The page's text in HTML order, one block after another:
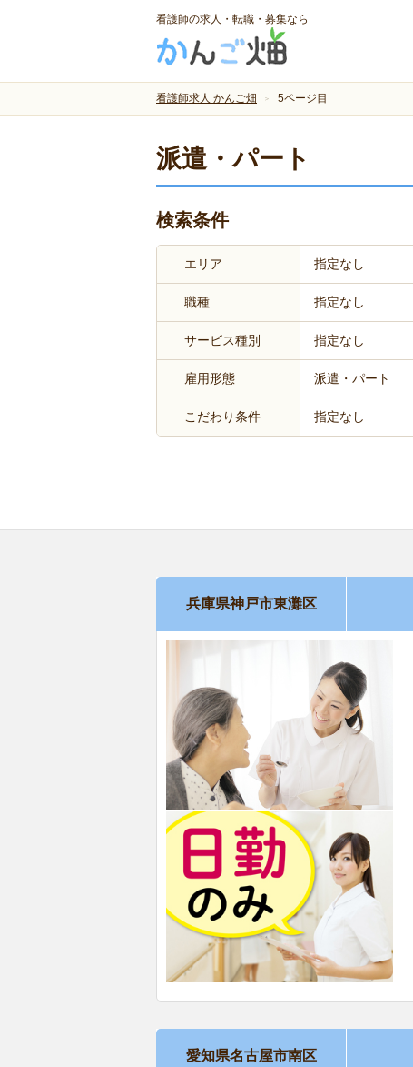
看護師の求人・転職・募集なら
看護師求人 かんご畑 5ページ目
派遣・パート
検索条件
エリア 指定なし
職種 指定なし
サービス種別 指定なし
雇用形態 派遣・パート
こだわり条件 指定なし
兵庫県神戸市東灘区
愛知県名古屋市南区